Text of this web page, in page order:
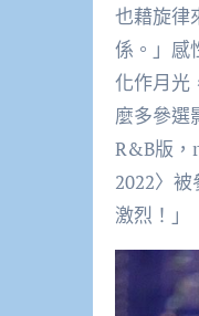
也藉旋律
係。」感
化作月光
麼多參選
R&B版，
2022〉
激烈！」